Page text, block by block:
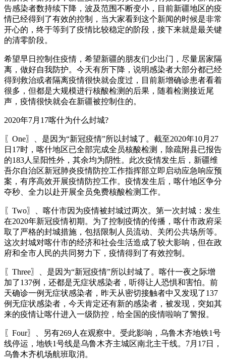
告感染者数持续下降，波及范围不断变小，目前新疆地区的疫
情已经得到了有效的控制，当大家看到这个新闻的时候是非常
开心的，终于等到了疫情比较稳定的阶段，接下来就是最关键
的清零阶段。
希望早日控制住疫情，希望新疆的朋友们少出门，尽量居家隔
离，做好自我防护。今天有所下降，说明感染者大部分都已经
得到救治或者隔离疫情很快就会度过，目前新增确诊患者看着
很多，但都是大规模进行核酸检测的后果，随着检测接近尾
声，疫情很快就会在新疆被控制住的。
2020年7月17喀什为什么封城?
〖One〗、是因为“新冠疫情”所以封城了。截至2020年10月27
日17时，喀什地区已全部完成全员核酸检测，除疏附县已报告
的183人呈阳性外，其余均为阴性。此次疫情发生后，新疆维
吾尔自治区新冠肺炎疫情防控工作指挥部立即启动应急响应预
案，有序高效开展疫情防控工作。疫情发生后，喀什地区争分
夺秒、全力以赴开展全员免费核酸检测工作。
〖Two〗、喀什市因为疫情被封城过两次。第一次封城：发生
在2020年新冠疫情初期。为了控制疫情的传播，喀什市政府采
取了严格的封城措施，包括限制人员流动、关闭公共场所等。
这次封城对喀什市的经济和社会生活造成了较大影响，但在政
府和全市人民的共同努力下，疫情得到了有效控制。
〖Three〗、是因为“新冠疫情”所以封城了。喀什一夜之际增
加了137例，还都是无症状感染者，听得让人恐惧和害怕。前
天确诊一例无症状感染者，昨天从密切接触者中又发现了137
例无症状感染者，今天肯定还有新的感染者，被发现，突如其
来的疫情让喀什进入一级防控，给全国的疫情啦响了警报。
〖Four〗、另有269人在观察中。受此影响，乌鲁木齐地铁1号
线停运，地铁1号线是乌鲁木齐主城区南北主干线。7月17日，
乌鲁木齐机场航班取消。